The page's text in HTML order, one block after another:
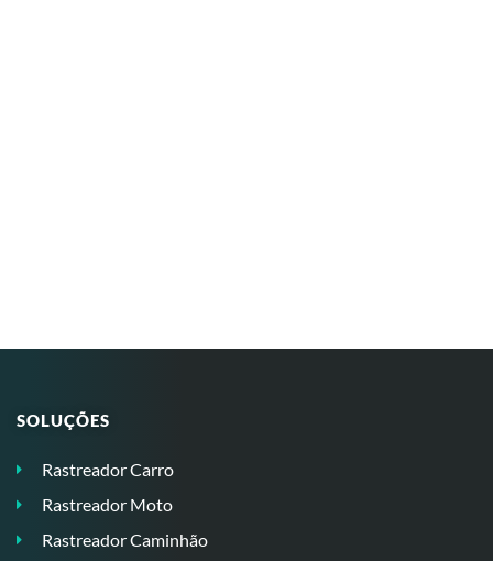
SOLUÇÕES
Rastreador Carro
Rastreador Moto
Rastreador Caminhão